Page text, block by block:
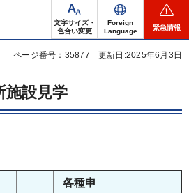
文字サイズ・
色合い変更
Foreign
Language
緊急情報
ページ番号：35877 更新日:2025年6月3日
施設見学
各種申